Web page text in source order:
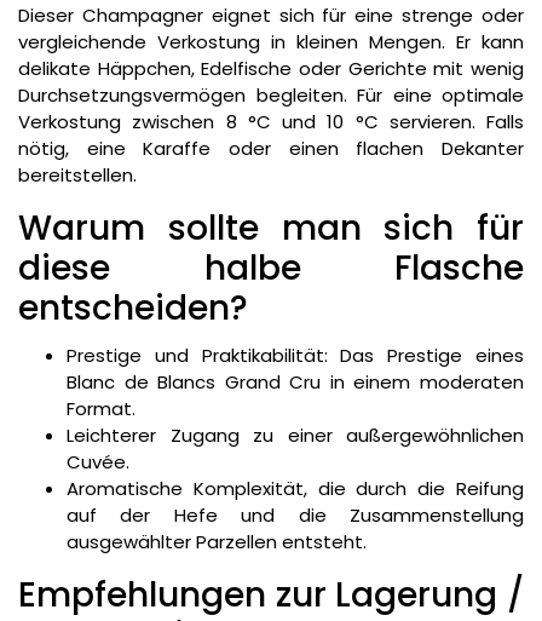
Dieser Champagner eignet sich für eine strenge oder
vergleichende Verkostung in kleinen Mengen. Er kann
delikate Häppchen, Edelfische oder Gerichte mit wenig
Durchsetzungsvermögen begleiten. Für eine optimale
Verkostung zwischen 8 °C und 10 °C servieren. Falls
nötig, eine Karaffe oder einen flachen Dekanter
bereitstellen.
Warum sollte man sich für
diese halbe Flasche
entscheiden?
Prestige und Praktikabilität: Das Prestige eines
Blanc de Blancs Grand Cru in einem moderaten
Format.
Leichterer Zugang zu einer außergewöhnlichen
Cuvée.
Aromatische Komplexität, die durch die Reifung
auf der Hefe und die Zusammenstellung
ausgewählter Parzellen entsteht.
Empfehlungen zur Lagerung /